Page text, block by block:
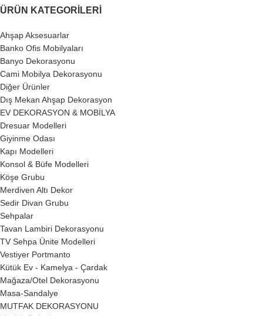
ÜRÜN KATEGORILERI
Ahşap Aksesuarlar
Banko Ofis Mobilyaları
Banyo Dekorasyonu
Cami Mobilya Dekorasyonu
Diğer Ürünler
Dış Mekan Ahşap Dekorasyon
EV DEKORASYON & MOBİLYA
Dresuar Modelleri
Giyinme Odası
Kapı Modelleri
Konsol & Büfe Modelleri
Köşe Grubu
Merdiven Altı Dekor
Sedir Divan Grubu
Sehpalar
Tavan Lambiri Dekorasyonu
TV Sehpa Ünite Modelleri
Vestiyer Portmanto
Kütük Ev - Kamelya - Çardak
Mağaza/Otel Dekorasyonu
Masa-Sandalye
MUTFAK DEKORASYONU